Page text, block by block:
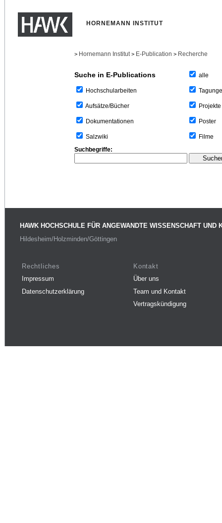
HORNEMANN INSTITUT
> Hornemann Institut > E-Publication > Recherche
Suche in E-Publications
Hochschularbeiten
Aufsätze/Bücher
Dokumentationen
Salzwiki
alle
Projekte
Poster
Filme
Suchbegriffe:
HAWK HOCHSCHULE FÜR ANGEWANDTE WISSENSCHAFT UND
Hildesheim/Holzminden/Göttingen
Rechtliches
Impressum
Datenschutzerklärung
Kontakt
Über uns
Team und Kontakt
Vertragskündigung